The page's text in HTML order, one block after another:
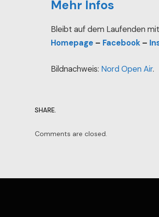
Mehr Infos
Bleibt auf dem Laufenden
Homepage – Facebook –
Bildnachweis: Nord Open Air.
SHARE.
Comments are closed.